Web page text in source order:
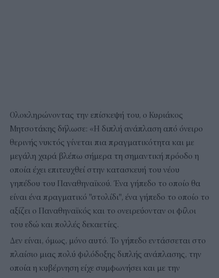
Ολοκληρώνοντας την επίσκεψή του, ο Κυριάκος
Μητσοτάκης δήλωσε: «Η διπλή ανάπλαση από όνειρο
θερινής νυκτός γίνεται πια πραγματικότητα και με
μεγάλη χαρά βλέπω σήμερα τη σημαντική πρόοδο η
οποία έχει επιτευχθεί στην κατασκευή του νέου
γηπέδου του Παναθηναϊκού. Ένα γήπεδο το οποίο θα
είναι ένα πραγματικό "στολίδι", ένα γήπεδο το οποίο το
αξίζει ο Παναθηναϊκός και το ονειρεύονταν οι φίλοι
του εδώ και πολλές δεκαετίες.
Δεν είναι, όμως, μόνο αυτό. Το γήπεδο εντάσσεται στο
πλαίσιο μιας πολύ φιλόδοξης διπλής ανάπλασης, την
οποία η κυβέρνηση είχε συμφωνήσει και με την